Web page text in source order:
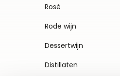
Rosé
Rode wijn
Dessertwijn
Distillaten